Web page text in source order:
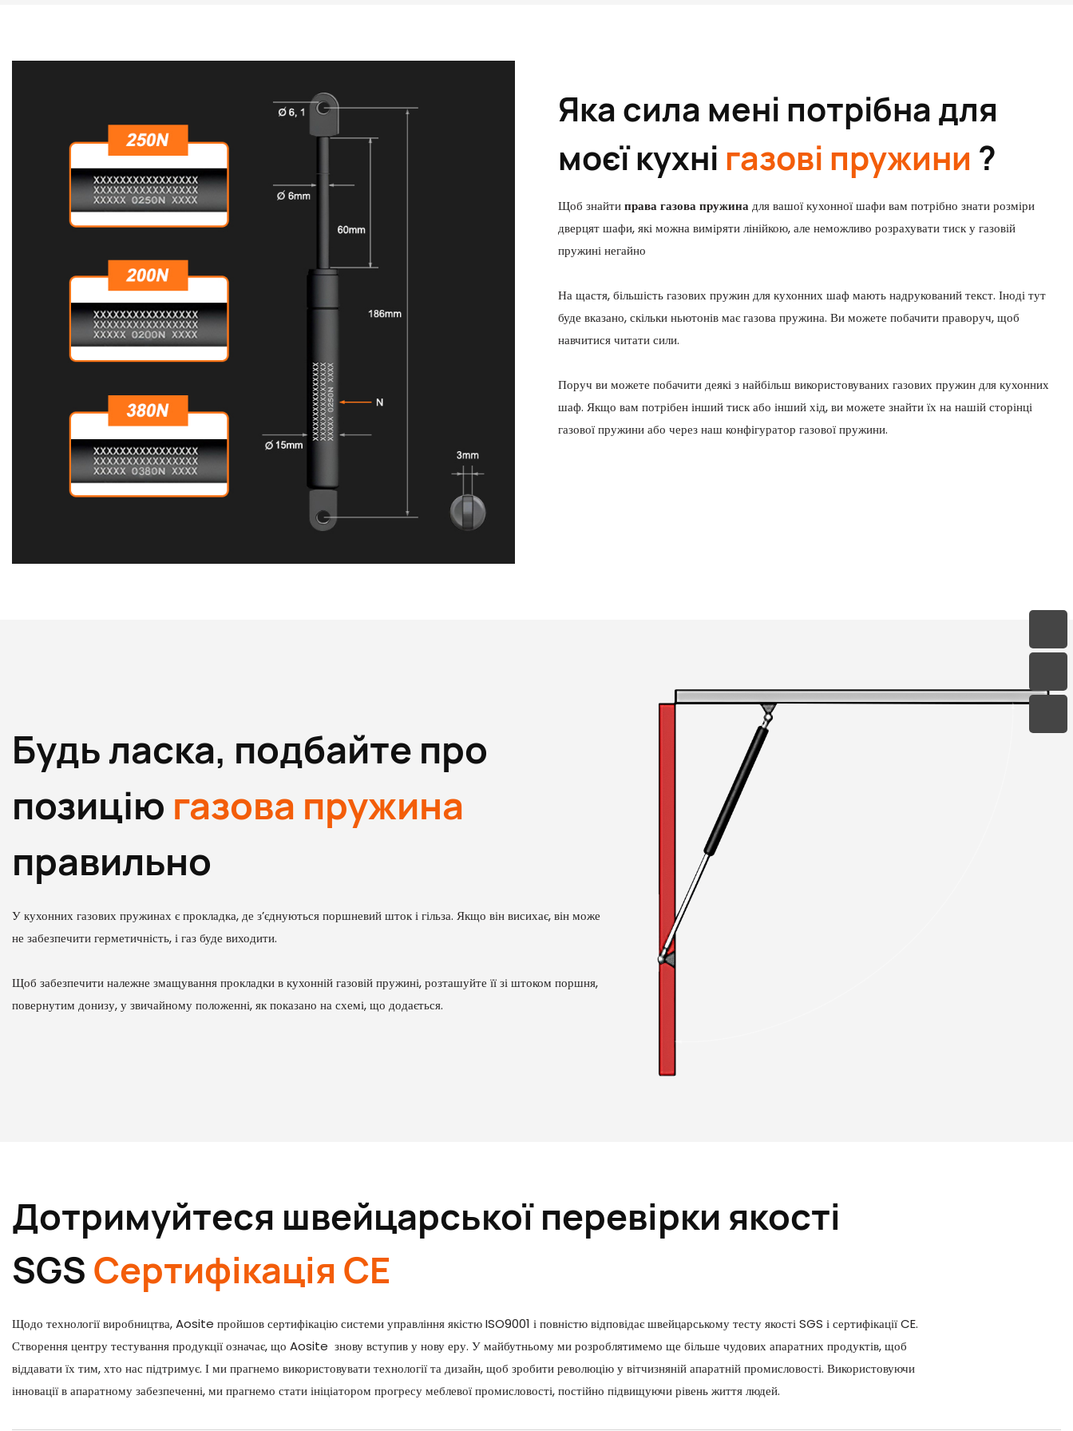
Яка сила мені потрібна для
моєї кухні газові пружини ?
Щоб знайтиправа газова пружинадля вашої кухонної шафи вам потрібно знати розміри
дверцят шафи, які можна виміряти лінійкою, але неможливо розрахувати тиск у газовій
пружинінегайно
На щастя, більшість газових пружин для кухонних шаф мають надрукований текст. Іноді тут
буде вказано, скільки ньютонів має газова пружина. Ви можете побачити праворуч, щоб
навчитися читати сили.
Поруч ви можете побачити деякі з найбільш використовуваних газових пружин для кухонних
шаф. Якщо вам потрібен інший тиск або інший хід, ви можете знайти їх на нашій сторінці
газової пружини або через наш конфігуратор газової пружини.
Будь ласка, подбайте про
позицію газова пружина
правильно
У кухонних газових пружинах є прокладка, де з’єднуються поршневий шток і гільза. Якщо він висихає, він може
не забезпечити герметичність, і газ буде виходити.
Щоб забезпечити належне змащування прокладки в кухонній газовій пружині, розташуйте її зі штоком поршня,
повернутим донизу, у звичайному положенні, як показано на схемі, що додається.
Дотримуйтеся швейцарської перевірки якості
SGSСертифікація CE
Щодо технології виробництва, Aosite пройшов сертифікацію системи управління якістю ISO9001 і повністю відповідає швейцарському тесту якості SGS і сертифікації CE.
Створення центру тестування продукції означає, що Aosite знову вступив у нову еру. У майбутньому ми розроблятимемо ще більше чудових апаратних продуктів, щоб
віддавати їх тим, хто нас підтримує. І ми прагнемо використовувати технології та дизайн, щоб зробити революцію у вітчизняній апаратній промисловості. Використовуючи
інновації в апаратному забезпеченні, ми прагнемо стати ініціатором прогресу меблевої промисловості, постійно підвищуючи рівень життя людей.